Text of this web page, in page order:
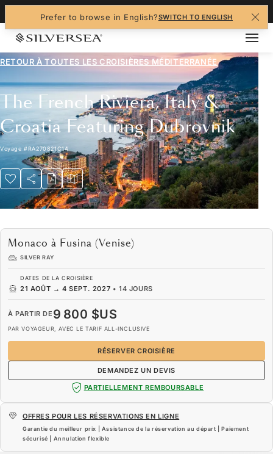
Prefer to browse in English?SWITCH TO ENGLISH
RETOUR À TOUTES LESCROISIÈRES MÉDITERRANÉE
The French Riviera, Italy &
Croatia Featuring Dubrovnik
Voyage #RA270821C14
Monaco à Fusina (Venise)
SILVER RAY
DATES DE LA CROISIÈRE
21 AOÛT → 4 SEPT. 2027 •14 JOURS
À PARTIR DE 9 800 $US
PAR VOYAGEUR, AVEC LE TARIF ALL-INCLUSIVE
RÉSERVER CROISIÈRE
DEMANDEZ UN DEVIS
PARTIELLEMENT REMBOURSABLE
OFFRES POUR LES RÉSERVATIONS EN LIGNE
Garantie du meilleur prix | Assistance de la réservation au départ | Paiement
sécurisé | Annulation flexible